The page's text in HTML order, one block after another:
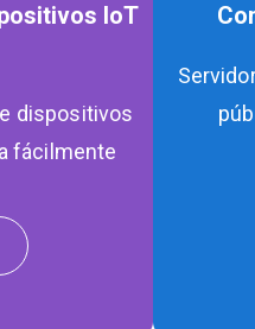
IoT
dispositivos
fácilmente